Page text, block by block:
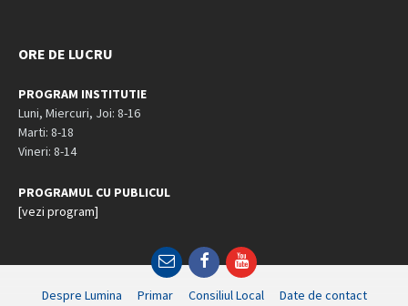
ORE DE LUCRU
PROGRAM INSTITUTIE
Luni, Miercuri, Joi: 8-16
Marti: 8-18
Vineri: 8-14
PROGRAMUL CU PUBLICUL
[vezi program]
EmailFacebookYouTube
Despre Lumina Primar Consiliul Local
Date de contact